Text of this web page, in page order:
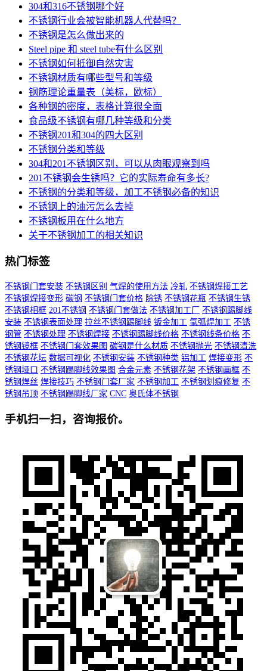
304和316不锈钢哪个好
不锈钢行业会被智能机器人代替吗？
不锈钢是怎么做出来的
Steel pipe 和 steel tube有什么区别
不锈钢如何抵御自然灾害
不锈钢材质有哪些型号和等级
钢筋理论重量表（美标，欧标）
各种钢的密度，表格计算很全面
食品级不锈钢有哪几种等级和分类
不锈钢201和304的四大区别
不锈钢分类和等级
304和201不锈钢区别，可以从肉眼观察到吗
201不锈钢会生锈吗？它的实际寿命有多长?
不锈钢的分类和等级，加工不锈钢必备的知识
不锈钢上的油污怎么去掉
不锈钢板用在什么地方
关于不锈钢加工的相关知识
热门标签
不锈钢门套安装 不锈钢区别 气焊的使用方法 冷轧 不锈钢焊接工艺
不锈钢焊接变形 碳钢 不锈钢门套价格 除锈 不锈钢花瓶 不锈钢生锈
不锈钢相框 201不锈钢 不锈钢门套做法 不锈钢加工厂
不锈钢踢脚线
安装 不锈钢表面处理 拉丝不锈钢踢脚线 钣金加工 氩弧焊加工 不锈
钢管 不锈钢处理 不锈钢焊接 不锈钢踢脚线价格 不锈钢线条价格 不
锈钢镜框 不锈钢门套效果图 碳钢是什么材质 不锈钢抛光 不锈钢清洗
不锈钢花坛 数据可视化 不锈钢安装 不锈钢种类 铝加工 焊接变形 不
锈钢垭口 不锈钢踢脚线效果图 合金元素 不锈钢花架 不锈钢画框 不
锈钢焊丝 焊接技巧 不锈钢门套厂家 不锈钢加工 不锈钢划痕修复 不
锈钢吊顶 不锈钢踢脚线厂家 CNC 奥氏体不锈钢
手机扫一扫，咨询报价。